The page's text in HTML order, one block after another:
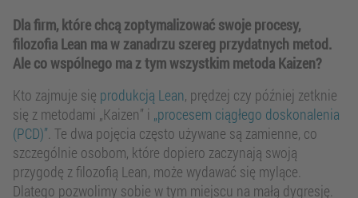
Dla firm, które chcą zoptymalizować swoje procesy,
filozofia Lean ma w zanadrzu szereg przydatnych metod.
Ale co wspólnego ma z tym wszystkim metoda Kaizen?
Kto zajmuje się produkcją Lean, prędzej czy później zetknie
się z metodami „Kaizen” i „procesem ciągłego doskonalenia
(PCD)”. Te dwa pojęcia często używane są zamienne, co
szczególnie osobom, które dopiero zaczynają swoją
przygodę z filozofią Lean, może wydawać się mylące.
Dlatego pozwolimy sobie w tym miejscu na małą dygresję.